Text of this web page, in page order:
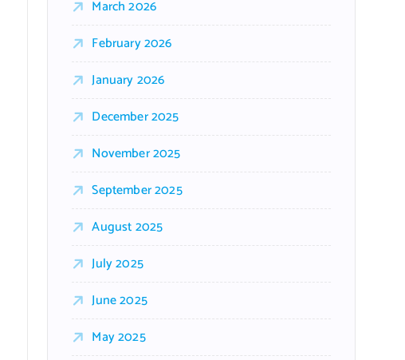
March 2026
February 2026
January 2026
December 2025
November 2025
September 2025
August 2025
July 2025
June 2025
May 2025